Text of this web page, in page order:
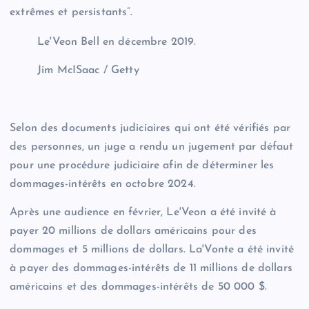
extrêmes et persistants”.
Le'Veon Bell en décembre 2019.
Jim McISaac / Getty
Selon des documents judiciaires qui ont été vérifiés par
des personnes, un juge a rendu un jugement par défaut
pour une procédure judiciaire afin de déterminer les
dommages-intérêts en octobre 2024.
Après une audience en février, Le'Veon a été invité à
payer 20 millions de dollars américains pour des
dommages et 5 millions de dollars. La'Vonte a été invité
à payer des dommages-intérêts de 11 millions de dollars
américains et des dommages-intérêts de 50 000 $.